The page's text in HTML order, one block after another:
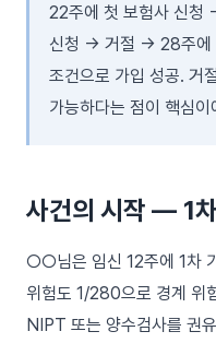
22주에 첫 보험사 신
신청 → 거절 → 28주에
조건으로 가입 성공. 거
가능하다는 점이 핵심이
사건의 시작 — 1
○○님은 임신 12주에 1차
위험도 1/280으로 경계 위
NIPT 또는 양수검사를 권